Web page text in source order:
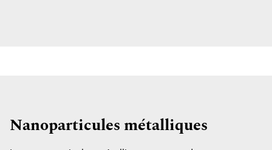
Nanoparticules métalliques